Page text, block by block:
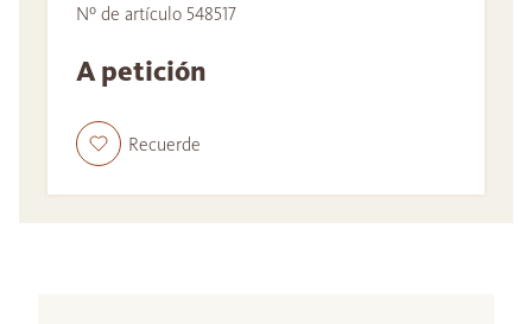
Nº de artículo 548517
A petición
Recuerde